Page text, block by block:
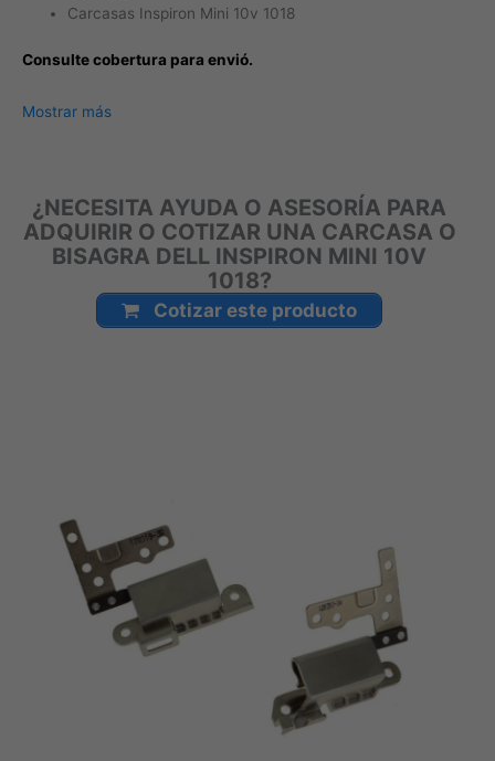
Carcasas Inspiron Mini 10v 1018
Consulte cobertura para envió.
Leticia, Medellín, Arauca, Barranquilla, Cartagena, Tunja,
Armenia, Pereira, San Andrés, Bucaramanga, Sincelejo,
Ibagué, Cali, Mitú, Puerto Carreño.
Mostrar más
¿NECESITA AYUDA O ASESORÍA PARA
ADQUIRIR O COTIZAR UNA CARCASA O
BISAGRA DELL INSPIRON MINI 10V
1018?
Cotizar este producto